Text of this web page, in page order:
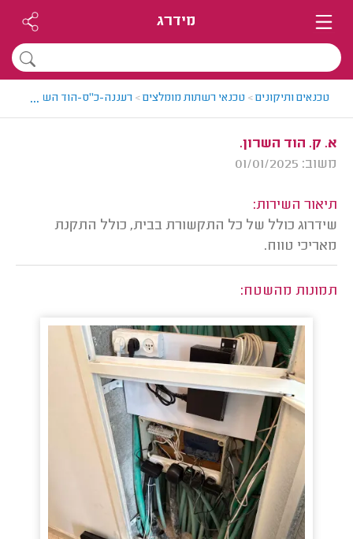
מידרג
טכנאים ותיקונים> טכנאי רשתות מומלצים> רעננה-כ"ס-הוד השרון >
...
א. ק. הוד השרון.
משוב: 01/01/2025
תיאור השירות:
שידרוג כולל של כל התקשורת בבית, כולל התקנת
מאריכי טווח.
תמונות מהשטח: